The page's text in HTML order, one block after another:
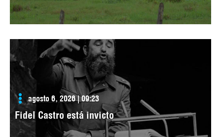
agosto 6, 2026 | 09:23
Fidel Castro está invicto